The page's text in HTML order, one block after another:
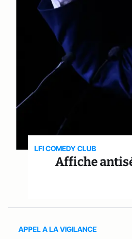
LFI COMEDY CLUB
Affiche
APPEL A LA VIGILANCE